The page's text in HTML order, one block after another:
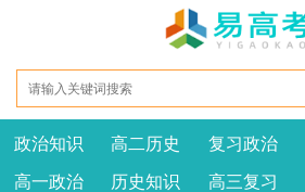
政治知识 高二历史 复习政治
高一政治 历史知识 高三复习